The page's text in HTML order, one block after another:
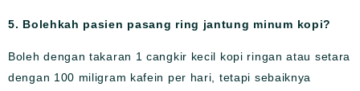
5. Bolehkah pasien pasang ring jantung minum kopi?
Boleh dengan takaran 1 cangkir kecil kopi ringan atau setara
dengan 100 miligram kafein per hari, tetapi sebaiknya